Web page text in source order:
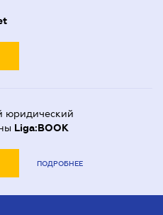
юридический
Liga:BOOK
ПОДРОБНЕЕ